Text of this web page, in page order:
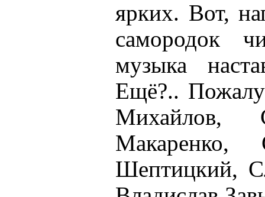
ярких. Вот,
самородок
музыка
Ещё?..
Михайлов,
Макаренко,
Шептицкий,